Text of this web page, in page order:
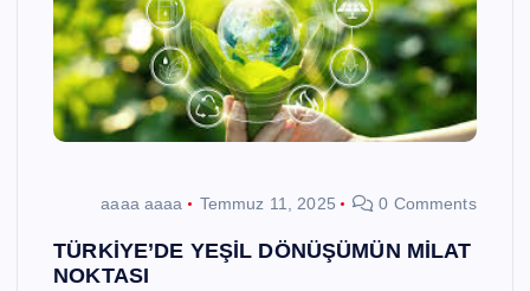
aaaa aaaa Temmuz 11, 2025 0 Comments
TÜRKİYE’DE YEŞİL DÖNÜŞÜMÜN MİLAT
NOKTASI